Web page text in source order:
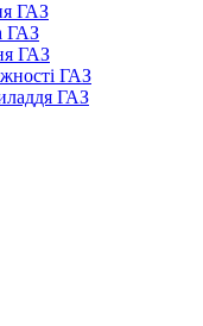
ГАЗ
ГАЗ
ГАЗ
ГАЗ
ГАЗ